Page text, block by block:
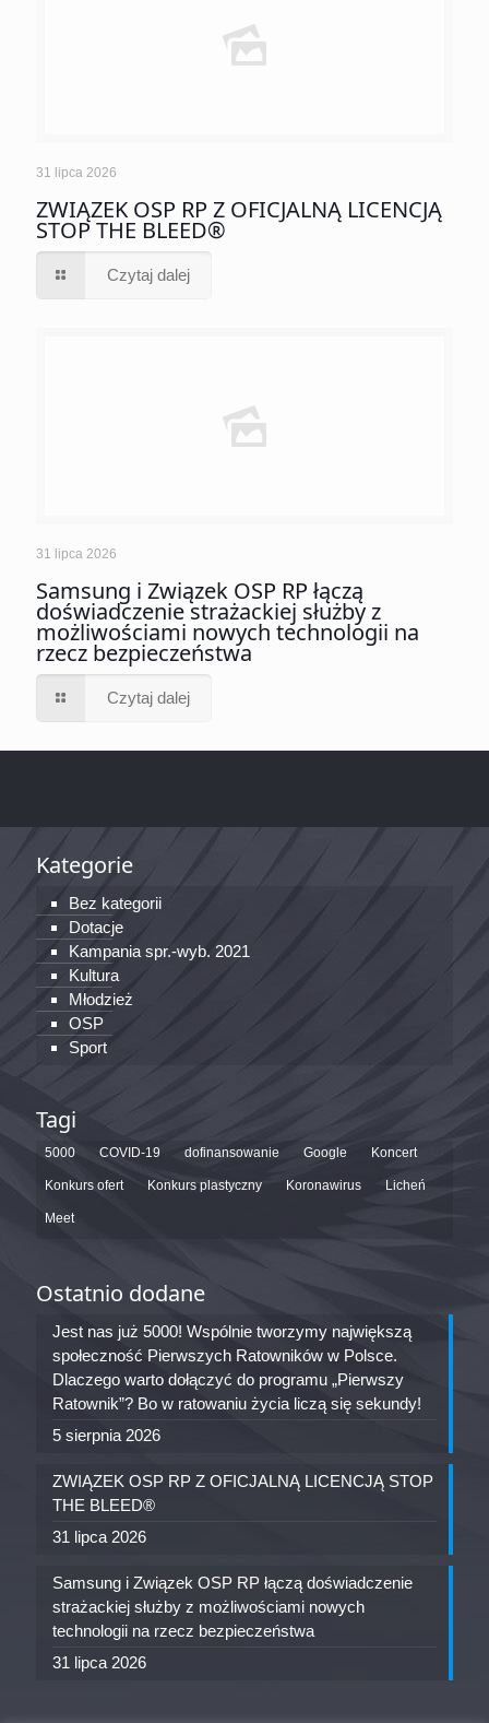
31 lipca 2026
ZWIĄZEK OSP RP Z OFICJALNĄ LICENCJĄ
STOP THE BLEED®
Czytaj dalej
31 lipca 2026
Samsung i Związek OSP RP łączą
doświadczenie strażackiej służby z
możliwościami nowych technologii na
rzecz bezpieczeństwa
Czytaj dalej
Kategorie
Bez kategorii
Dotacje
Kampania spr.-wyb. 2021
Kultura
Młodzież
OSP
Sport
Tagi
5000 COVID-19 dofinansowanie Google Koncert
Konkurs ofert Konkurs plastyczny Koronawirus Licheń
Meet
Ostatnio dodane
Jest nas już 5000! Wspólnie tworzymy największą
społeczność Pierwszych Ratowników w Polsce.
Dlaczego warto dołączyć do programu „Pierwszy
Ratownik”? Bo w ratowaniu życia liczą się sekundy!
5 sierpnia 2026
ZWIĄZEK OSP RP Z OFICJALNĄ LICENCJĄ STOP
THE BLEED®
31 lipca 2026
Samsung i Związek OSP RP łączą doświadczenie
strażackiej służby z możliwościami nowych
technologii na rzecz bezpieczeństwa
31 lipca 2026